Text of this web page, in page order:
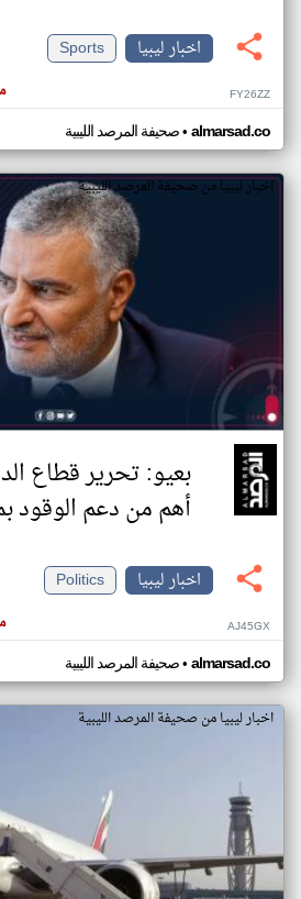
اخبار ليبيا
Sports
FY26ZZ
صحيفة المرصد الليبية• almarsad.co
اخبار ليبيا من صحيفة المرصد الليبية
بعيو: تحرير قطاع
أهم من دعم الوقود
اخبار ليبيا
Politics
AJ45GX
صحيفة المرصد الليبية• almarsad.co
اخبار ليبيا من صحيفة المرصد الليبية